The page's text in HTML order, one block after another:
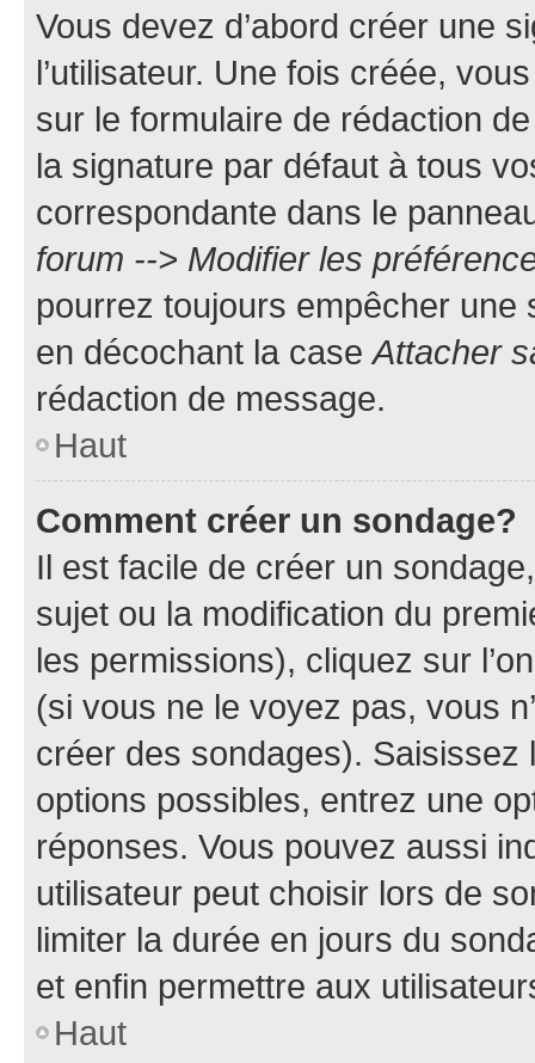
Vous devez d’abord créer une
l’utilisateur. Une fois créée,
sur le formulaire de rédaction
la signature par défaut à tous
correspondante dans le
forum --> Modifier les
pourrez toujours empêcher une
en décochant la caseAttacher
rédaction de message.
Haut
Comment créer un sondage?
Il est facile de créer un
sujet ou la modification du
les permissions), cliquez sur
(si vous ne le voyez pas, vous
créer des sondages).
options possibles, entrez une
réponses. Vous pouvez aussi
utilisateur peut choisir lors de
limiter la durée en jours du
et enfin permettre aux
Haut